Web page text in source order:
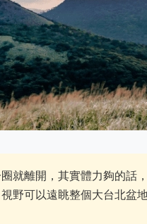
圈就離開，其實體力夠的話
野可以遠眺整個大台北盆